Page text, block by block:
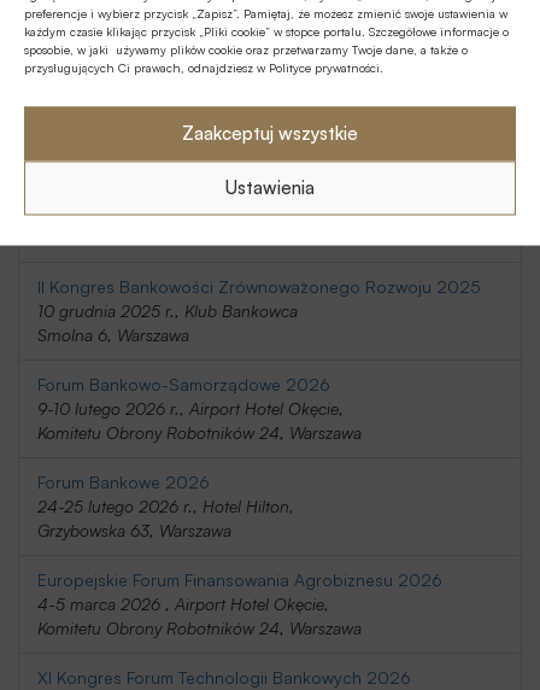
preferencje i wybierz przycisk „Zapisz”. Pamiętaj, że możesz zmienić swoje ustawienia w
każdym czasie klikając przycisk „Pliki cookie” w stopce portalu. Szczegółowe informacje o
sposobie, w jaki używamy plików cookie oraz przetwarzamy Twoje dane, a także o
przysługujących Ci prawach, odnajdziesz w Polityce prywatności.
Zaakceptuj wszystkie
Ustawienia
20-21 listopada 2025 r., Holiday Inn
Telimeny 1, Józefów
Belwederska 23, Warszawa
9 grudnia 2025 r., Novotel Centrum,
II Kongres Bankowości Zrównoważonego Rozwoju 2025
10 grudnia 2025 r., Klub Bankowca
Smolna 6, Warszawa
Forum Bankowo-Samorządowe 2026
9-10 lutego 2026 r., Airport Hotel Okęcie,
Komitetu Obrony Robotników 24, Warszawa
Forum Bankowe 2026
24-25 lutego 2026 r., Hotel Hilton,
Grzybowska 63, Warszawa
Europejskie Forum Finansowania Agrobiznesu 2026
4-5 marca 2026 , Airport Hotel Okęcie,
Komitetu Obrony Robotników 24, Warszawa
XI Kongres Forum Technologii Bankowych 2026